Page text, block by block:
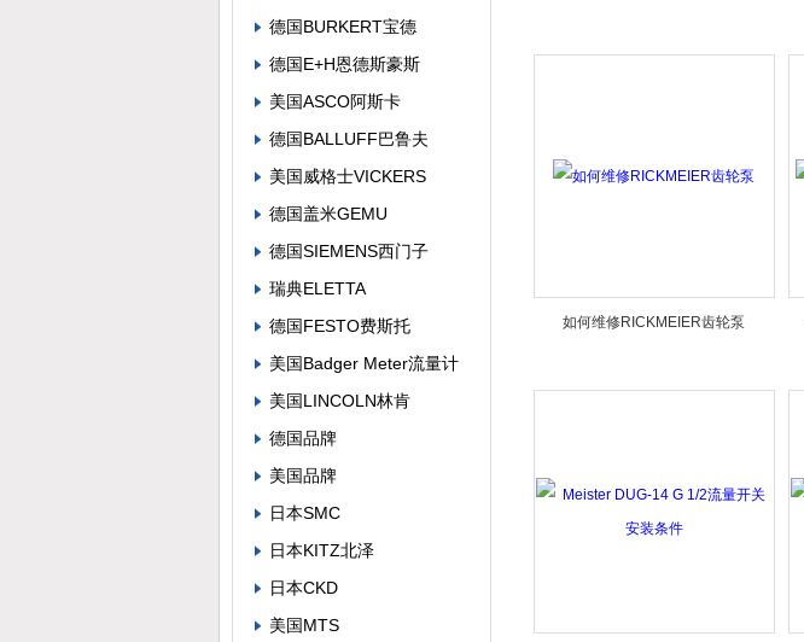
德国BURKERT宝德
德国E+H恩德斯豪斯
美国ASCO阿斯卡
德国BALLUFF巴鲁夫
美国威格士VICKERS
德国盖米GEMU
德国SIEMENS西门子
瑞典ELETTA
德国FESTO费斯托
美国Badger Meter流量计
美国LINCOLN林肯
德国品牌
美国品牌
日本SMC
日本KITZ北泽
日本CKD
美国MTS
如何维修RICKMEIER齿轮泵